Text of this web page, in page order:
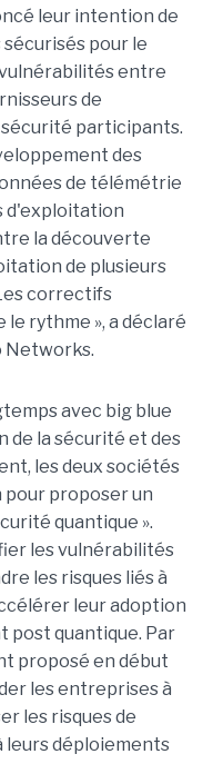
leur intention de
pour le
entre
de
participants.
des
de télémétrie
d'exploitation
la découverte
de plusieurs
correctifs
rythme », a déclaré
Networks.
avec big blue
de la sécurité et des
les deux sociétés
proposer un
quantique ».
les vulnérabilités
les risques liés à
leur adoption
post quantique. Par
proposé en début
les entreprises à
les risques de
leurs déploiements